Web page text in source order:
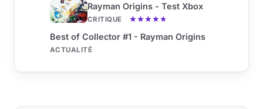
Rayman Origins - Test Xbox
CRITIQUE
Best of Collector #1 - Rayman Origins
ACTUALITÉ